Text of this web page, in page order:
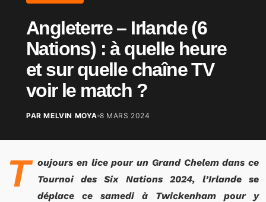
Angleterre – Irlande (6
Nations) : à quelle heure
et sur quelle chaîne TV
voir le match ?
PAR MELVIN MOYA 8 MARS 2024
T
oujours en lice pour un Grand Chelem dans ce
Tournoi des Six Nations 2024, l’Irlande se
déplace ce samedi à Twickenham pour y